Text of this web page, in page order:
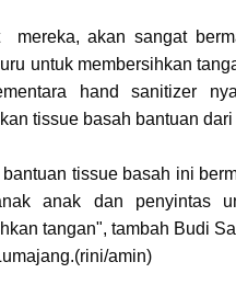
mereka, akan sangat
untuk membersihkan
hand sanitizer
tissue basah bantuan dari
tissue basah ini
anak dan penyintas
tangan", tambah Budi
amin)